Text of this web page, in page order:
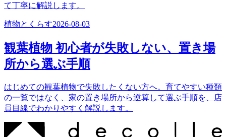
て丁寧に解説します。
植物とくらす2026-08-03
観葉植物 初心者が失敗しない、置き場
所から選ぶ手順
はじめての観葉植物で失敗したくない方へ。育てやすい種類
の一覧ではなく、家の置き場所から逆算して選ぶ手順を、店
員目線でわかりやすく解説します。